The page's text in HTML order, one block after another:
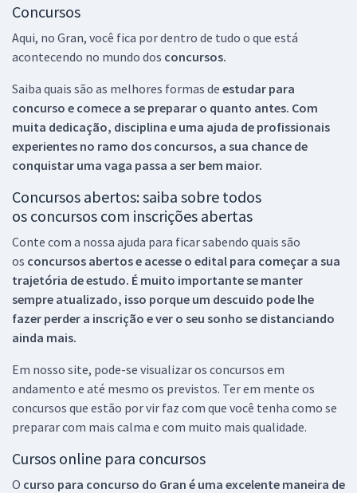
Concursos
Aqui, no Gran, você fica por dentro de tudo o que está
acontecendo no mundo dos concursos.
Saiba quais são as melhores formas de estudar para
concurso e comece a se preparar o quanto antes. Com
muita dedicação, disciplina e uma ajuda de profissionais
experientes no ramo dos concursos, a sua chance de
conquistar uma vaga passa a ser bem maior.
Concursos abertos: saiba sobre todos
os concursos com inscrições abertas
Conte com a nossa ajuda para ficar sabendo quais são
os concursos abertos e acesse o edital para começar a sua
trajetória de estudo. É muito importante se manter
sempre atualizado, isso porque um descuido pode lhe
fazer perder a inscrição e ver o seu sonho se distanciando
ainda mais.
Em nosso site, pode-se visualizar os concursos em
andamento e até mesmo os previstos. Ter em mente os
concursos que estão por vir faz com que você tenha como se
preparar com mais calma e com muito mais qualidade.
Cursos online para concursos
O curso para concurso do Gran é uma excelente maneira de